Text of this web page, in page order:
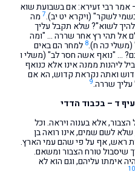
רבי זעירא: אם בשבועת שוא
לשקר" (ויקרא יט יב).7 מה
לשוא"? שלא תקבל עליך
אל תהי רץ אחר שררה … "ומה
(משלי כה ח).8 למחר הם באים
… "נואף אשה חסר לב" (משלי ו
ליהנות ממנה אינו אלא כנואף
ואתה נקראת קדוש, הא אם
עליך שררה.9
ד – בכבוד הדדי
אלא בענוה ויראה. וכל
לשם שמים, אינו רואה בן
ראש, אף על פי שהם עמי הארץ.
שיסבול טורח הצבור ומשאם.
אימתו עליהם, וגם הוא לא
10